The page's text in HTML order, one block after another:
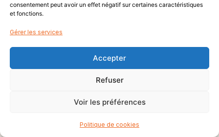
consentement peut avoir un effet négatif sur certaines caractéristiques
et fonctions.
Gérer les services
Accepter
Refuser
Voir les préférences
Politique de cookies